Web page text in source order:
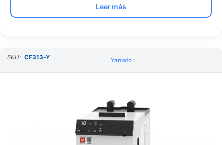
Leer más
SKU: CF313-Y Yamato